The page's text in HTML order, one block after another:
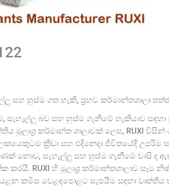
සහ හුස්ම ගත හැකි, ප්‍රභව කර්මාන්තශාලා
බව සහ හුස්ම ගැනීමේ හැකියාව සඳහා
මූලාශ්‍ර කර්මාන්ත ශාලාවක් ලෙස, RUXI
ක්‍රීඩා සහ එදිනෙදා ජීවිතයේදී උපරිම
නොව, සැහැල්ලු සහ හුස්ම ගැනීමේ වාසි ද
RUXI හි මූලාශ්‍ර කර්මාන්තශාලාව සෑම
කමිස වෙළඳපොළට සැපයීම සඳහා වෘත්තීය